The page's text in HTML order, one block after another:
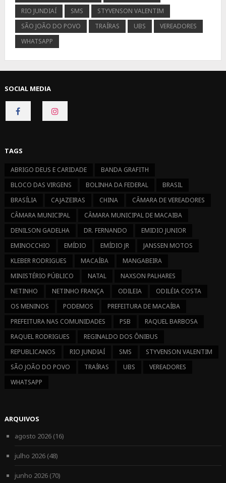
RIO JUNDIAÍ SMS
STYVENSON VALENTIM
SÃO JOÃO DO POVO
TRAÍRAS UBS
VEREADORES
WHATSAPP
SOCIAL MEDIA
CONNECT
ON
TAGS
ABRIGO DEUS E CARIDADE
BANDA GRAFITH
BLOCO DAS VIRGENS
BOLINHA DA FEDERAL
BRASIL
BRASÍLIA
CAJAZEIRAS CHINA
CÂMARA DE VEREADORES
CÂMARA MUNICIPAL
CÂMARA MUNICIPAL DE MACAIBA
DENILSON GADELHA
DR. FERNANDO
EMIDIO JUNIOR
EMINOCCHIO
EMÍDIO EMÍDIO JR
JANSSEN MOTOS
KLEBER RODRIGUES
MACAÍBA
MANGABEIRA
MINISTÉRIO PÚBLICO
NATAL
NAXSON PALHARES
NETINHO
NETINHO FRANÇA ODILEIA
ODILÉIA COSTA
OS MENINOS
PODEMOS
PREFEITURA DE MACAÍBA
PREFEITURA NAS COMUNIDADES
PSB
RAQUEL BARBOSA
RAQUEL RODRIGUES
REGINALDO DOS ÔNIBUS
REPUBLICANOS
RIO JUNDIAÍ SMS
STYVENSON VALENTIM
SÃO JOÃO DO POVO
TRAÍRAS UBS
VEREADORES
WHATSAPP
ARQUIVOS
agosto 2026(16)
julho 2026(48)
junho 2026(70)